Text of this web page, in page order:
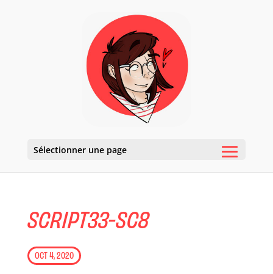
Sélectionner une page
SCRIPT33-SC8
OCT 4, 2020